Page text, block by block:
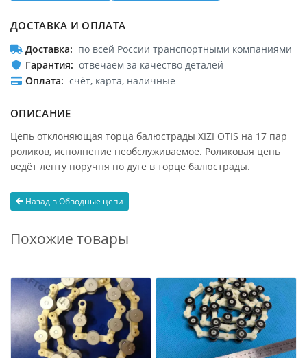
ДОСТАВКА И ОПЛАТА
Доставка
по всей России транспортными компаниями
Гарантия
отвечаем за качество деталей
Оплата
счёт, карта, наличные
ОПИСАНИЕ
Цепь отклоняющая торца балюстрады XIZI OTIS на 17 пар
роликов, исполнение необслуживаемое. Роликовая цепь
ведёт ленту поручня по дуге в торце балюстрады.
Назад в Обводные цепи
Похожие товары